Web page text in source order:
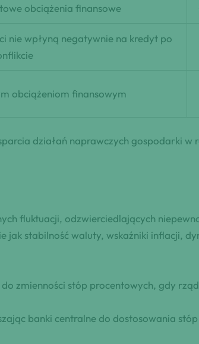
obciążenia finansowe
nie wpłyną negatywnie na kredyt po
obciążeniom finansowym
działań naprawczych gospodarki w
fluktuacji, odzwierciedlających
jak stabilność waluty, wskaźniki inflacji,
zmienności stóp procentowych, gdy
banki centralne do dostosowania